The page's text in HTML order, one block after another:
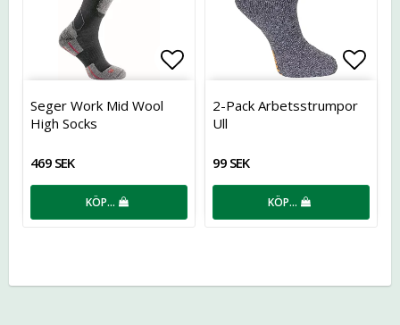
Lägg till i favoritlistan
Seger Work Mid Wool
High Socks
469 SEK
KÖP…
2-Pack Arbetsstrumpor
Ull
99 SEK
KÖP…